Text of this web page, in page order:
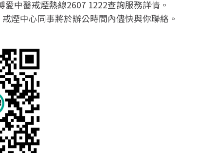
愛中醫戒煙熱線2607 1222查詢服務詳情。
戒煙中心同事將於辦公時間內儘快與你聯絡。